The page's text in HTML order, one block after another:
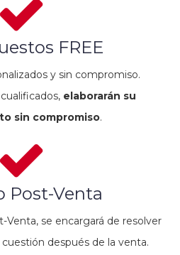
FREE
y sin compromiso.
elaborarán su
sin compromiso.
Post-Venta
Venta, se encargará de resolver
después de la venta.